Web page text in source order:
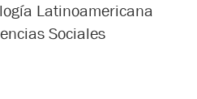
Latinoamericana
Sociales